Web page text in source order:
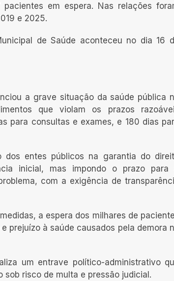
em espera. Nas relações
e 2025.
de Saúde aconteceu no dia 16
a grave situação da saúde pública
que violam os prazos
para consultas e exames, e 180 dias
entes públicos na garantia do
inicial, mas impondo o prazo para
com a exigência de
a espera dos milhares de
prejuízo à saúde causados pela demora
um entrave político-administrativo
risco de multa e pressão judicial.